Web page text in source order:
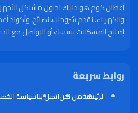
أعطال.كوم هو دليلك لحلول مشاكل
والكهرباء. نقدم شروحات، نصائح، وأكواد
إصلاح المشكلات بنفسك أو التواصل مع
روابط سريعة
الرئيسيةمن نحناتصل بناسياسة